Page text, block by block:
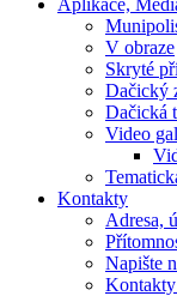
Aplikace,
V obraze
Skryté
Dačický
Dačická
Video
Kontakty
Adresa,
Napište
Kontakty